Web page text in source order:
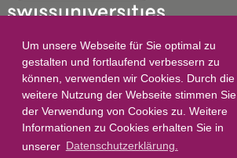
Um unsere Webseite für Sie optimal zu
gestalten und fortlaufend verbessern zu
können, verwenden wir Cookies. Durch die
weitere Nutzung der Webseite stimmen Sie
der Verwendung von Cookies zu. Weitere
Informationen zu Cookies erhalten Sie in
unserer Datenschutzerklärung.
Impressum
Datenschutz
AGB